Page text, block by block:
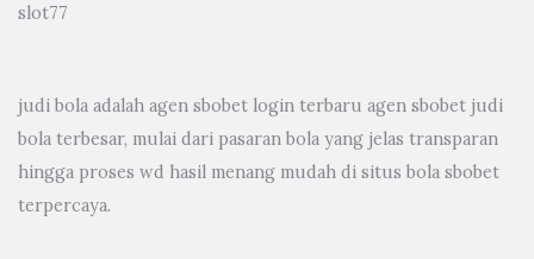
slot77
judi bola adalah agen sbobet login terbaru agen sbobet judi
bola terbesar, mulai dari pasaran bola yang jelas transparan
hingga proses wd hasil menang mudah di situs bola sbobet
terpercaya.